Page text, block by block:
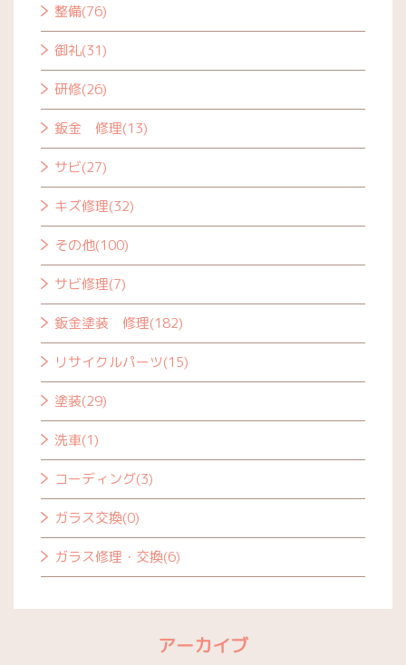
整備(76)
御礼(31)
研修(26)
鈑金 修理(13)
サビ(27)
キズ修理(32)
その他(100)
サビ修理(7)
鈑金塗装 修理(182)
リサイクルパーツ(15)
塗装(29)
洗車(1)
コーディング(3)
ガラス交換(0)
ガラス修理・交換(6)
アーカイブ